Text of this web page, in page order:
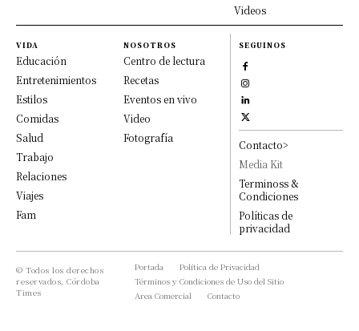
Videos
VIDA
Educación
Entretenimientos
Estilos
Comidas
Salud
Trabajo
Relaciones
Viajes
Fam
NOSOTROS
Centro de lectura
Recetas
Eventos en vivo
Video
Fotografía
SEGUINOS
Contacto>
Media Kit
Terminoss &
Condiciones
Políticas de
privacidad
© Todos los derechos
reservados, Córdoba
Times
Portada
Política de Privacidad
Términos y Condiciones de Uso del Sitio
Area Comercial
Contacto